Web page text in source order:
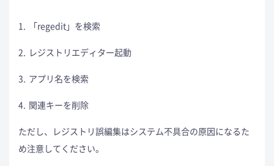
「regedit」を検索
レジストリエディター起動
アプリ名を検索
関連キーを削除
ただし、レジストリ誤編集はシステム不具合の原因になるた
め注意してください。